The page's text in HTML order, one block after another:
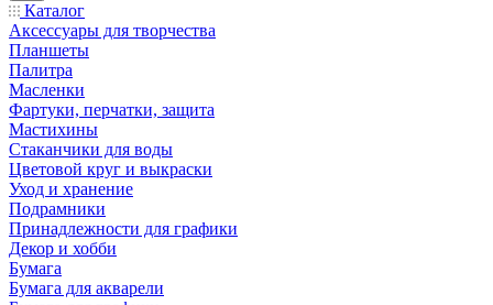
Каталог
Аксессуары для творчества
Планшеты
Палитра
Масленки
Фартуки, перчатки, защита
Мастихины
Стаканчики для воды
Цветовой круг и выкраски
Уход и хранение
Подрамники
Принадлежности для графики
Декор и хобби
Бумага
Бумага для акварели